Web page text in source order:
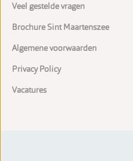
Veel gestelde vragen
Brochure Sint Maartenszee
Algemene voorwaarden
Privacy Policy
Vacatures